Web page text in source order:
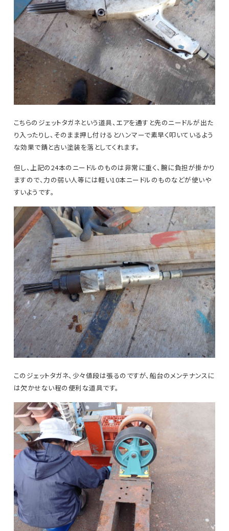
こちらのジェットタガネという道具、エアを通すと先のニードルが出た
り入ったりし、そのまま押し付けるとハンマーで素早く叩いているよう
な効果で錆と古い塗装を落としてくれます。
但し、上記の24本のニードルのものは非常に重く、腕に負担が掛かり
ますので、力の弱い人等には軽い10本ニードルのものなどが使いや
すいようです。
このジェットタガネ、少々値段は張るのですが、船台のメンテナンスに
は欠かせない程の便利な道具です。